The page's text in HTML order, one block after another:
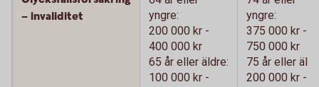
– invaliditet
yngre:
200 000 kr -
400 000 kr
65 år eller äldre:
100 000 kr -
yngre:
375 000 kr -
750 000 kr
75 år eller
200 000 kr -